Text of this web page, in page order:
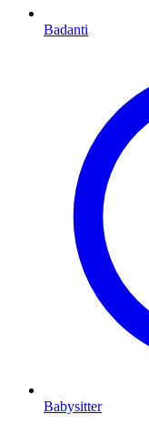
Badanti
Babysitter